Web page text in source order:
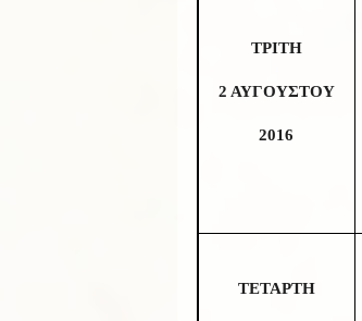
ΤΡΙΤΗ
2 ΑΥΓΟΥΣΤΟΥ
2016
ΤΕΤΑΡΤΗ